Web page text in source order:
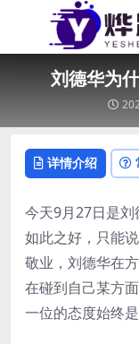
刘德华为
详情介绍
今天9月27日是
如此之好，只能
敬业，刘德华在
在碰到自己某方
一位的态度始终